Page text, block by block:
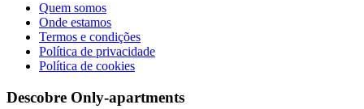
Quem somos
Onde estamos
Termos e condições
Política de privacidade
Política de cookies
Descobre Only-apartments